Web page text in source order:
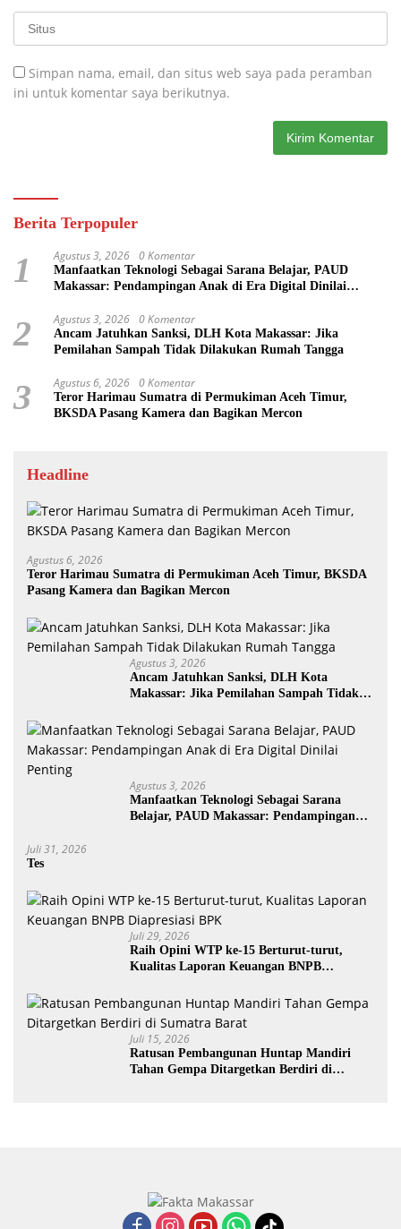
Simpan nama, email, dan situs web saya pada peramban
ini untuk komentar saya berikutnya.
Berita Terpopuler
1 Agustus 3, 2026 0 Komentar
Manfaatkan Teknologi Sebagai Sarana Belajar, PAUD
Makassar: Pendampingan Anak di Era Digital Dinilai
2 Agustus 3, 2026 0 Komentar
Ancam Jatuhkan Sanksi, DLH Kota Makassar: Jika
Pemilahan Sampah Tidak Dilakukan Rumah Tangga
3 Agustus 6, 2026 0 Komentar
Teror Harimau Sumatra di Permukiman Aceh Timur,
BKSDA Pasang Kamera dan Bagikan Mercon
Headline
Agustus 6, 2026
Teror Harimau Sumatra di Permukiman Aceh Timur, BKSDA
Pasang Kamera dan Bagikan Mercon
Agustus 3, 2026
Ancam Jatuhkan Sanksi, DLH Kota
Makassar: Jika Pemilahan Sampah Tidak
Agustus 3, 2026
Manfaatkan Teknologi Sebagai Sarana
Belajar, PAUD Makassar: Pendampingan
Juli 31, 2026
Tes
Juli 29, 2026
Raih Opini WTP ke-15 Berturut-turut,
Kualitas Laporan Keuangan BNPB
Juli 15, 2026
Ratusan Pembangunan Huntap Mandiri
Tahan Gempa Ditargetkan Berdiri di